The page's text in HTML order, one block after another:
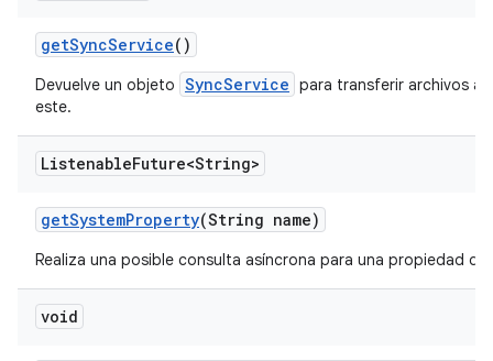
getSyncService()
Devuelve un objeto SyncService para transferir archivos al
este.
ListenableFuture<String>
getSystemProperty(String name)
Realiza una posible consulta asíncrona para una propiedad
void